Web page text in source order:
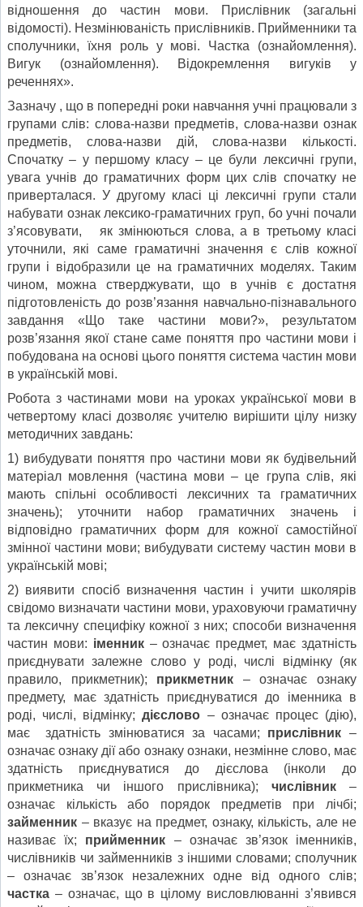
відношення до частин мови. Прислівник (загальні
відомості). Незмінюваність прислівників. Прийменники та
сполучники, їхня роль у мові. Частка (ознайомлення).
Вигук (ознайомлення). Відокремлення вигуків у
реченнях».
Зазначу , що в попередні роки навчання учні працювали з
групами слів: слова-назви предметів, слова-назви ознак
предметів, слова-назви дій, слова-назви кількості.
Спочатку – у першому класу – це були лексичні групи,
увага учнів до граматичних форм цих слів спочатку не
приверталася. У другому класі ці лексичні групи стали
набувати ознак лексико-граматичних груп, бо учні почали
з’ясовувати, як змінюються слова, а в третьому класі
уточнили, які саме граматичні значення є слів кожної
групи і відобразили це на граматичних моделях. Таким
чином, можна стверджувати, що в учнів є достатня
підготовленість до розв’язання навчально-пізнавального
завдання «Що таке частини мови?», результатом
розв’язання якої стане саме поняття про частини мови і
побудована на основі цього поняття система частин мови
в українській мові.
Робота з частинами мови на уроках української мови в
четвертому класі дозволяє учителю вирішити цілу низку
методичних завдань:
1) вибудувати поняття про частини мови як будівельний
матеріал мовлення (частина мови – це група слів, які
мають спільні особливості лексичних та граматичних
значень); уточнити набор граматичних значень і
відповідно граматичних форм для кожної самостійної
змінної частини мови; вибудувати систему частин мови в
українській мові;
2) виявити спосіб визначення частин і учити школярів
свідомо визначати частини мови, ураховуючи граматичну
та лексичну специфіку кожної з них; способи визначення
частин мови: іменник– означає предмет, має здатність
приєднувати залежне слово у роді, числі відмінку (як
правило, прикметник); прикметник – означає ознаку
предмету, має здатність приєднуватися до іменника в
роді, числі, відмінку;дієслово – означає процес (дію),
має здатність змінюватися за часами; прислівник –
означає ознаку дії або ознаку ознаки, незмінне слово, має
здатність приєднуватися до дієслова (інколи до
прикметника чи іншого прислівника); числівник–
означає кількість або порядок предметів при лічбі;
займенник – вказує на предмет, ознаку, кількість, але не
називає їх; прийменник – означає зв’язок іменників,
числівників чи займенників з іншими словами; сполучник
– означає зв’язок незалежних одне від одного слів;
частка – означає, що в цілому висловлюванні з’явився